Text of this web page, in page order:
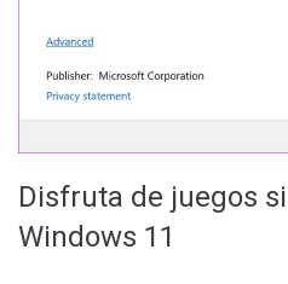
Disfruta de juegos
Windows 11